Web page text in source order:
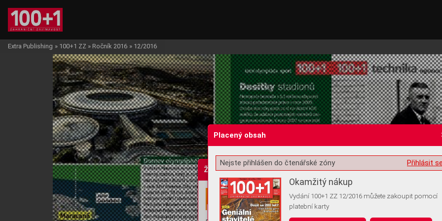
Žádost o souhlas s ukládáním volitelných informací
Extra Publishing » 100+1 ZZ » Ročník 2016 » 12/2016
Placený obsah
Přihlásit
Nejste přihlášen do čtenářské zóny
Okamžitý nákup
Vydání 100+1 ZZ 12/2016 můžete zakoupit pomocí
platební karty